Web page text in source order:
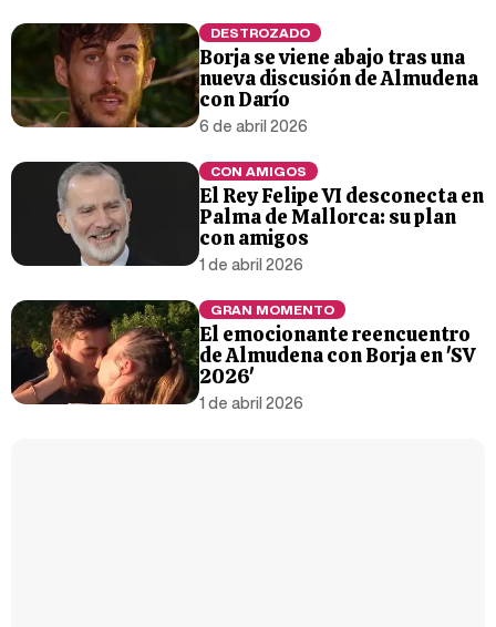
DESTROZADO
Borja se viene abajo tras una
nueva discusión de Almudena
con Darío
6 de abril 2026
CON AMIGOS
El Rey Felipe VI desconecta en
Palma de Mallorca: su plan
con amigos
1 de abril 2026
GRAN MOMENTO
El emocionante reencuentro
de Almudena con Borja en 'SV
2026'
1 de abril 2026